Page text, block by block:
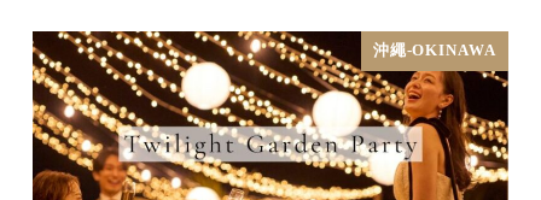
沖繩-OKINAWA